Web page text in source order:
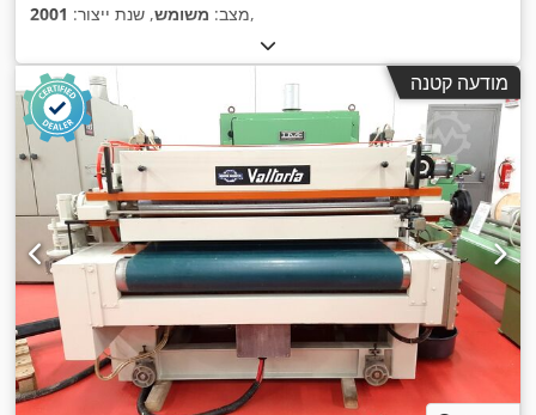
מצב: משומש, שנת ייצור: 2001 ,
מודעה קטנה